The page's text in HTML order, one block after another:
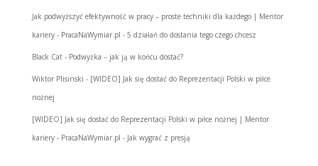
Jak podwyższyć efektywność w pracy – proste techniki dla każdego | Mentor
kariery - PracaNaWymiar.pl - 5 działań do dostania tego czego chcesz
Black Cat- Podwyżka – jak ją w końcu dostać?
Wiktor Plisinski - [WIDEO] Jak się dostać do Reprezentacji Polski w piłce
nożnej
[WIDEO] Jak się dostać do Reprezentacji Polski w piłce nożnej | Mentor
kariery - PracaNaWymiar.pl - Jak wygrać z presją